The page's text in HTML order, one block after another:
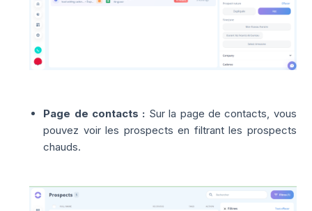
Page de contacts : Sur la page de contacts, vous
pouvez voir les prospects en filtrant les prospects
chauds.